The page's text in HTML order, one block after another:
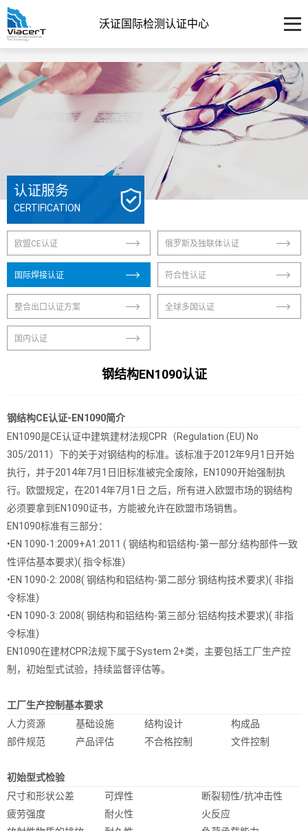
沃证国际检测认证中心
认证服务
CERTIFICATION
欧盟CE认证 俄罗斯及独联体认证
国际焊接认证 符合性认证
整合出口认证方案 全球多国认证
国内认证
钢结构EN1090认证
钢结构CE认证-EN1090简介
EN1090是CE认证中建筑建材法规CPR（Regulation (EU) No
305/2011）下的关于对钢结构的标准。该标准于2012年9月1日开始
执行，并于2014年7月1日旧标准被完全废除，EN1090开始强制执
行。欧盟规定，在2014年7月1日 之后，所有进入欧盟市场的钢结构
必须要拿到EN1090证书，方能被允许在欧盟市场销售。
EN1090标准有三部分：
•EN 1090-1:2009+A1:2011 ( 钢结构和铝结构-第一部分:结构部件一致
性评估基本要求)( 指令标准)
•EN 1090-2: 2008( 钢结构和铝结构-第二部分:钢结构技术要求)( 非指
令标准)
•EN 1090-3: 2008( 钢结构和铝结构-第三部分:铝结构技术要求)( 非指
令标准)
EN1090在建材CPR法规下属于System 2+类，主要包括工厂生产控
制，初始型式试验，持续监督评估等。
工厂生产控制基本要求
人力资源
基础设施 结构设计
构成品
部件规范
产品评估 不合格控制 文件控制
初始型式检验
尺寸和形状公差
可焊性
断裂韧性/抗冲击性
疲劳强度
耐火性
火反应